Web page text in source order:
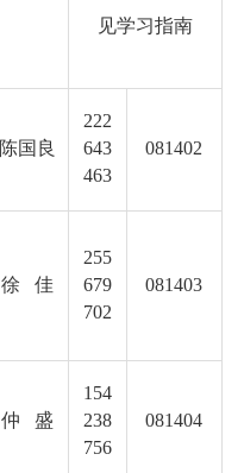
见学习指南
陈国良
222
643
463
081402
徐 佳
255
679
702
081403
仲 盛
154
238
756
081404